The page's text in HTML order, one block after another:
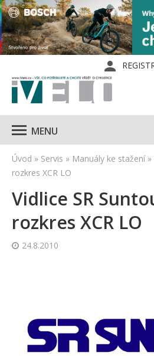
MENU
Úvod » Servis » Manuály ke stažení »
rozkres XCR LO
Vidlice SR
rozkres XCR LO
24.8.2010